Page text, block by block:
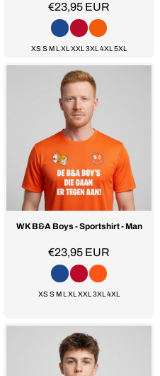
€23,95 EUR
XS S M L XL XXL 3XL 4XL 5XL
WK B&A Boys - Sportshirt - Man
€23,95 EUR
XS S M L XL XXL 3XL 4XL